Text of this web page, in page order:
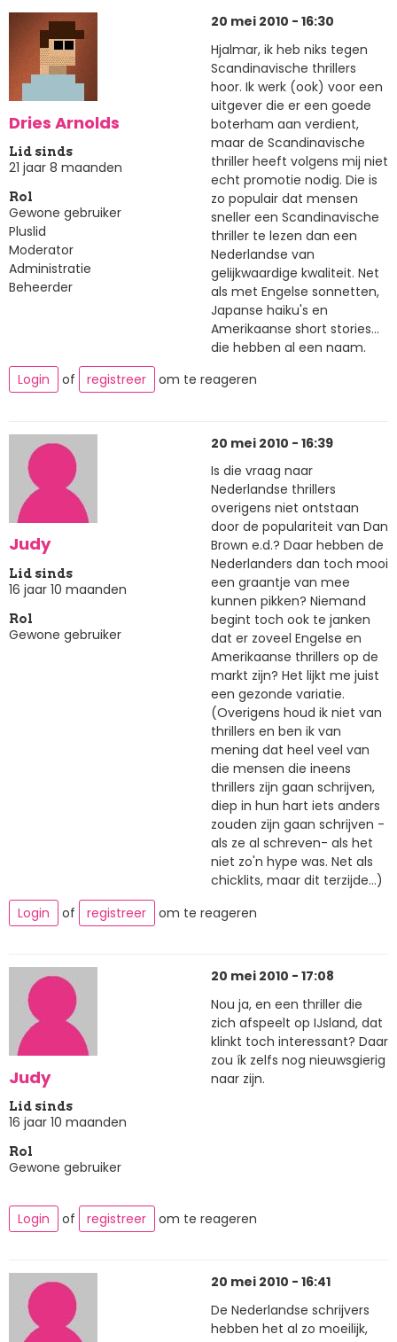
Dries Arnolds
Lid sinds
21 jaar 8 maanden
Rol
Gewone gebruiker
Pluslid
Moderator
Administratie
Beheerder
20 mei 2010 - 16:30
Hjalmar, ik heb niks tegen
Scandinavische thrillers
hoor. Ik werk (ook) voor een
uitgever die er een goede
boterham aan verdient,
maar de Scandinavische
thriller heeft volgens mij niet
echt promotie nodig. Die is
zo populair dat mensen
sneller een Scandinavische
thriller te lezen dan een
Nederlandse van
gelijkwaardige kwaliteit. Net
als met Engelse sonnetten,
Japanse haiku's en
Amerikaanse short stories...
die hebben al een naam.
Login
of registreer om te reageren
Judy
Lid sinds
16 jaar 10 maanden
Rol
Gewone gebruiker
20 mei 2010 - 16:39
Is die vraag naar
Nederlandse thrillers
overigens niet ontstaan
door de populariteit van Dan
Brown e.d.? Daar hebben de
Nederlanders dan toch mooi
een graantje van mee
kunnen pikken? Niemand
begint toch ook te janken
dat er zoveel Engelse en
Amerikaanse thrillers op de
markt zijn? Het lijkt me juist
een gezonde variatie.
(Overigens houd ik niet van
thrillers en ben ik van
mening dat heel veel van
die mensen die ineens
thrillers zijn gaan schrijven,
diep in hun hart iets anders
zouden zijn gaan schrijven -
als ze al schreven- als het
niet zo'n hype was. Net als
chicklits, maar dit terzijde...)
Login
of registreer om te reageren
Judy
Lid sinds
16 jaar 10 maanden
Rol
Gewone gebruiker
20 mei 2010 - 17:08
Nou ja, en een thriller die
zich afspeelt op IJsland, dat
klinkt toch interessant? Daar
zou ík zelfs nog nieuwsgierig
naar zijn.
Login of registreer om te reageren
20 mei 2010 - 16:41
De Nederlandse schrijvers
hebben het al zo moeilijk,